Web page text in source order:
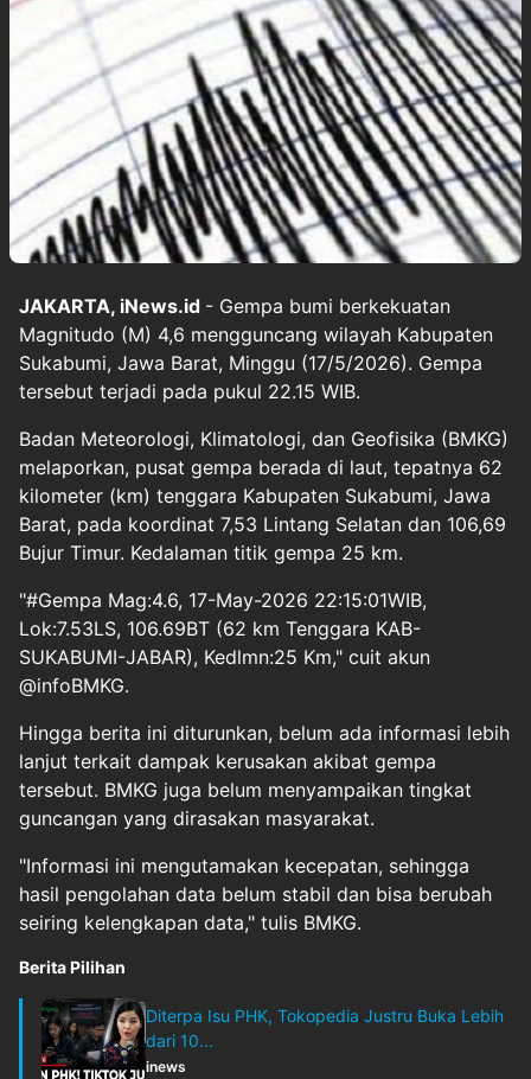
JAKARTA, iNews.id - Gempa bumi berkekuatan
Magnitudo (M) 4,6 mengguncang wilayah Kabupaten
Sukabumi, Jawa Barat, Minggu (17/5/2026). Gempa
tersebut terjadi pada pukul 22.15 WIB.
Badan Meteorologi, Klimatologi, dan Geofisika (BMKG)
melaporkan, pusat gempa berada di laut, tepatnya 62
kilometer (km) tenggara Kabupaten Sukabumi, Jawa
Barat, pada koordinat 7,53 Lintang Selatan dan 106,69
Bujur Timur. Kedalaman titik gempa 25 km.
"#Gempa Mag:4.6, 17-May-2026 22:15:01WIB,
Lok:7.53LS, 106.69BT (62 km Tenggara KAB-
SUKABUMI-JABAR), Kedlmn:25 Km," cuit akun
@infoBMKG.
Hingga berita ini diturunkan, belum ada informasi lebih
lanjut terkait dampak kerusakan akibat gempa
tersebut. BMKG juga belum menyampaikan tingkat
guncangan yang dirasakan masyarakat.
"Informasi ini mengutamakan kecepatan, sehingga
hasil pengolahan data belum stabil dan bisa berubah
seiring kelengkapan data," tulis BMKG.
Berita Pilihan
Diterpa Isu PHK, Tokopedia Justru Buka Lebih
dari 10...
inews